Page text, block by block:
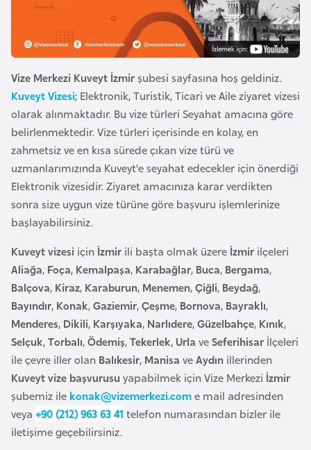
Vize Merkezi Kuveyt İzmirşubesi sayfasına hoş geldiniz.
Kuveyt Vizesi; Elektronik, Turistik, Ticari ve Aile ziyaret vizesi
olarak alınmaktadır. Bu vize türleri Seyahat amacına göre
belirlenmektedir. Vize türleri içerisinde en kolay, en
zahmetsiz ve en kısa sürede çıkan vize türü ve
uzmanlarımızında Kuveyt’e seyahat edecekler için önerdiği
Elektronik vizesidir. Ziyaret amacınıza karar verdikten
sonra size uygun vize türüne göre başvuru işlemlerinize
başlayabilirsiniz.
Kuveyt vizesi için İzmir ili başta olmak üzere İzmir ilçeleri
Aliağa, Foça, Kemalpaşa, Karabağlar, Buca, Bergama,
Balçova, Kiraz, Karaburun, Menemen,Çiğli, Beydağ,
Bayındır, Konak,Gaziemir,Çeşme, Bornova, Bayraklı,
Menderes, Dikili, Karşıyaka, Narlıdere,Güzelbahçe, Kınık,
Selçuk,Torbalı,Ödemiş,Tekerlek, Urla veSeferihisar İlçeleri
ile çevre iller olan Balıkesir, Manisa veAydın illerinden
Kuveyt vize başvurusu yapabilmek için Vize Merkezi İzmir
şubemiz ile konak@vizemerkezi.come mail adresinden
veya +90 (212) 963 63 41 telefon numarasından bizler ile
iletişime geçebilirsiniz.
n
n
g
a
ş
B
e
l
a
r
u
s
B
e